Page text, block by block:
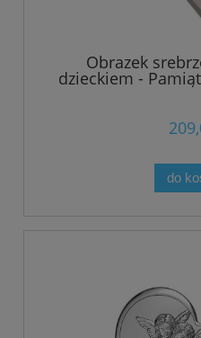
Obrazek
dzieckiem -
do